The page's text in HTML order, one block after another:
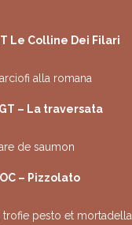
Le Colline Dei Filari
alla romana
– La traversata
de saumon
– Pizzolato
pesto et mortadella